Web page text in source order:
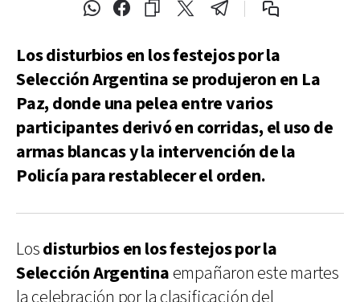
Los disturbios en los festejos por la
Selección Argentina se produjeron en La
Paz, donde una pelea entre varios
participantes derivó en corridas, el uso de
armas blancas y la intervención de la
Policía para restablecer el orden.
Losdisturbios en los festejos por la
Selección Argentina empañaron este martes
la celebración por la clasificación del